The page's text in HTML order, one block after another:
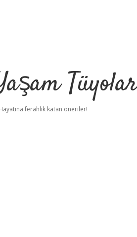
ferahlık katan öneriler!